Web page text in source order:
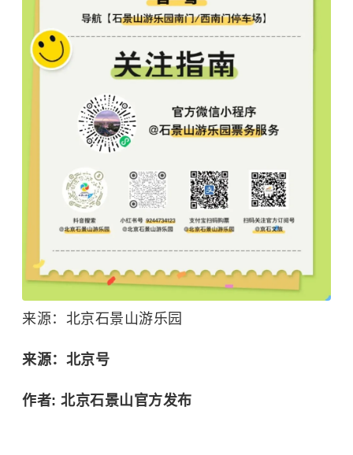
来源：北京石景山游乐园
来源：北京号
作者: 北京石景山官方发布